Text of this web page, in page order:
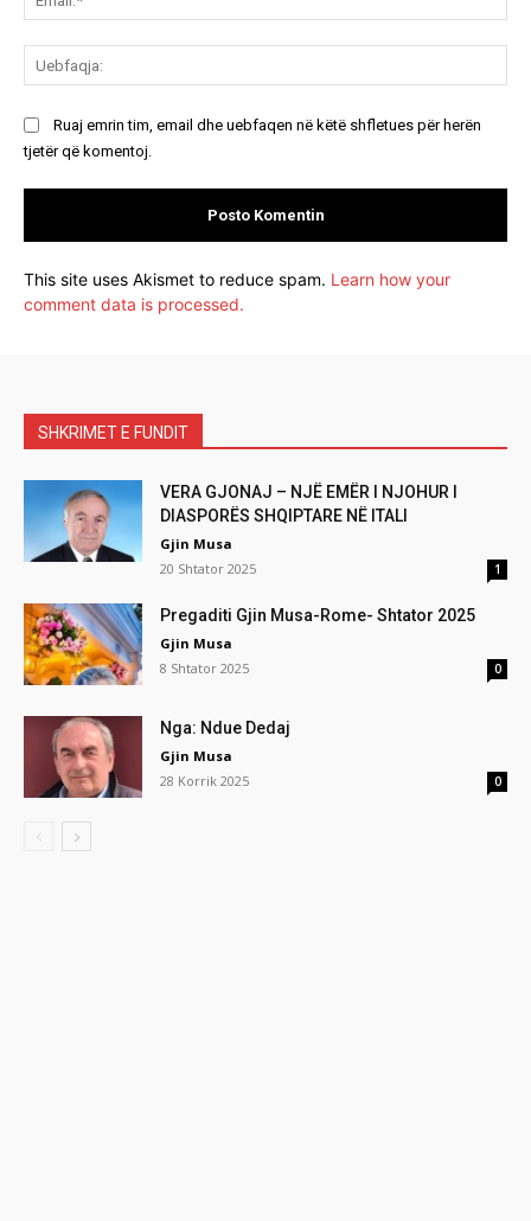
Ruaj emrin tim, email dhe uebfaqen në këtë shfletues për herën
tjetër që komentoj.
This site uses Akismet to reduce spam. Learn how your
comment data is processed.
SHKRIMET E FUNDIT
VERA GJONAJ – NJË EMËR I NJOHUR I
DIASPORËS SHQIPTARE NË ITALI
Gjin Musa
20 Shtator 2025
1
Pregaditi Gjin Musa-Rome- Shtator 2025
Gjin Musa
8 Shtator 2025
0
Nga: Ndue Dedaj
Gjin Musa
28 Korrik 2025
0